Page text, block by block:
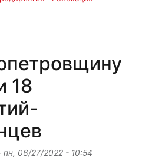
18
пн, 06/27/2022 - 10:54